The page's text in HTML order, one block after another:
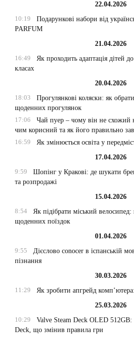
22.04.2026
10:19
Подарункові набори від
PARFUM
21.04.2026
16:49
Як проходить адаптація дітей
класах
20.04.2026
18:03
Прогулянкові коляски: як
щоденних прогулянок
17:06
Чай пуер – чому він не
чим корисний та як його правильно
16:59
Як змінюється освіта у
17.04.2026
9:59
Шопінг у Кракові: де шукати
та розпродажі
15.04.2026
8:54
Як підібрати міський
щоденних поїздок
01.04.2026
9:55
Дієслово conocer в іспанській
пізнання
30.03.2026
11:29
Як зробити апгрейд
25.03.2026
10:29
Valve Steam Deck OLED
Deck, що змінив правила гри